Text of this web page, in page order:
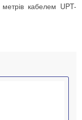
кабелем UPT-